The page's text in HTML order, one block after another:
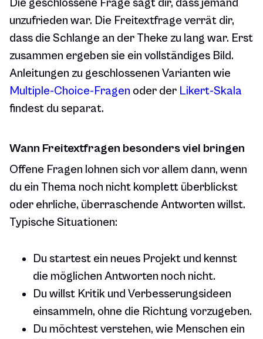
Die geschlossene Frage sagt dir, dass jemand
unzufrieden war. Die Freitextfrage verrät dir,
dass die Schlange an der Theke zu lang war. Erst
zusammen ergeben sie ein vollständiges Bild.
Anleitungen zu geschlossenen Varianten wie
Multiple-Choice-Fragen oder der Likert-Skala
findest du separat.
Wann Freitextfragen besonders viel bringen
Offene Fragen lohnen sich vor allem dann, wenn
du ein Thema noch nicht komplett überblickst
oder ehrliche, überraschende Antworten willst.
Typische Situationen:
Du startest ein neues Projekt und kennst
die möglichen Antworten noch nicht.
Du willst Kritik und Verbesserungsideen
einsammeln, ohne die Richtung vorzugeben.
Du möchtest verstehen, wie Menschen ein